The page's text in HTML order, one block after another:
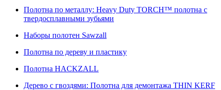
Полотна по металлу: Heavy Duty TORCH™ полотна с
твердосплавными зубьями
Наборы полотен Sawzall
Полотна по дереву и пластику
Полотна HACKZALL
Дерево с гвоздями: Полотна для демонтажа THIN KERF